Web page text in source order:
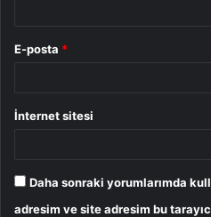
E-posta *
İnternet sitesi
Daha sonraki yorumlarımda
adresim ve site adresim bu